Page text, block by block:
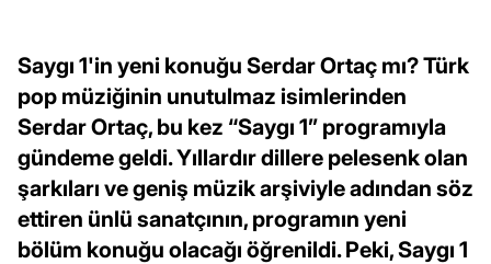
Saygı 1'in yeni konuğu Serdar Ortaç mı? Türk
pop müziğinin unutulmaz isimlerinden
Serdar Ortaç, bu kez “Saygı 1” programıyla
gündeme geldi. Yıllardır dillere pelesenk olan
şarkıları ve geniş müzik arşiviyle adından söz
ettiren ünlü sanatçının, programın yeni
bölüm konuğu olacağı öğrenildi. Peki, Saygı 1